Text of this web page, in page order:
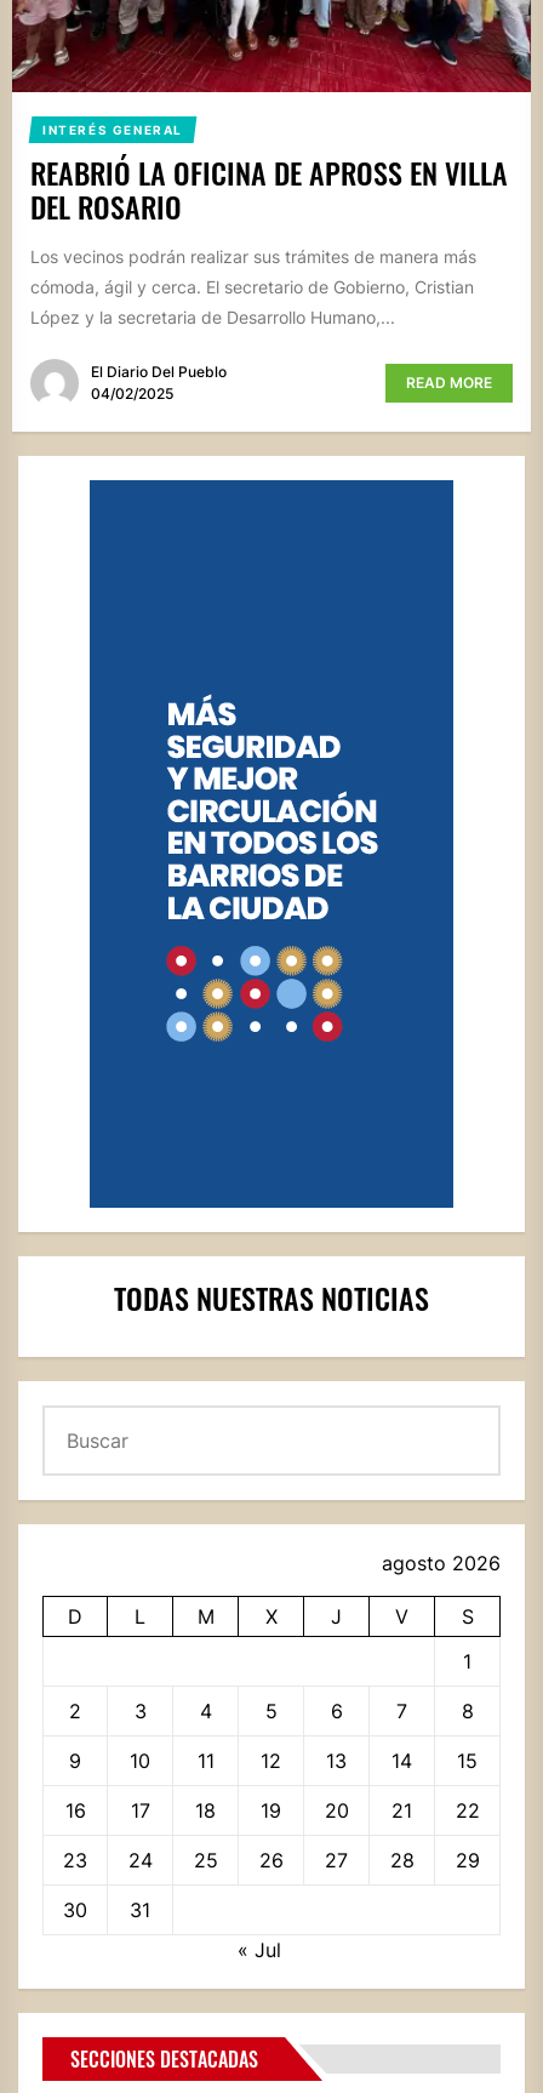
INTERÉS GENERAL
REABRIÓ LA OFICINA DE APROSS EN VILLA
DEL ROSARIO
Los vecinos podrán realizar sus trámites de manera más
cómoda, ágil y cerca. El secretario de Gobierno, Cristian
López y la secretaria de Desarrollo Humano,...
El Diario Del Pueblo
04/02/2025
READ MORE
TODAS NUESTRAS NOTICIAS
agosto 2026
D L M X J V
S
1
2 3 4 5 6 7 8
9 10 11 12 13 14 15
16 17 18 19 20 21 22
23 24 25 26 27 28 29
30
31
« Jul
SECCIONES DESTACADAS